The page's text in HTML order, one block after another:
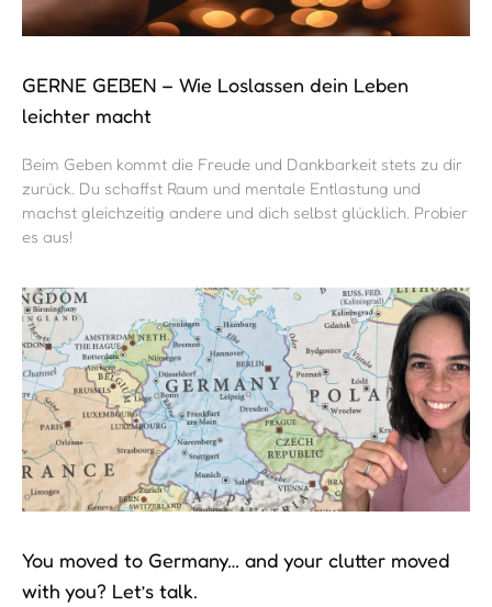
GERNE GEBEN – Wie Loslassen dein Leben
leichter macht
Beim Geben kommt die Freude und Dankbarkeit stets zu dir
zurück. Du schaffst Raum und mentale Entlastung und
machst gleichzeitig andere und dich selbst glücklich. Probier
es aus!
You moved to Germany… and your clutter moved
with you? Let’s talk.